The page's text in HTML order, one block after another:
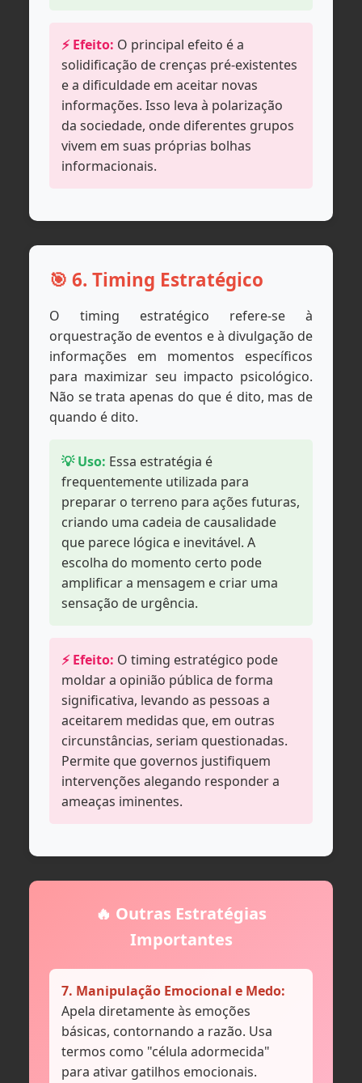
⚡ Efeito: O principal efeito é a
solidificação de crenças pré-existentes
e a dificuldade em aceitar novas
informações. Isso leva à polarização
da sociedade, onde diferentes grupos
vivem em suas próprias bolhas
informacionais.
🎯 6. Timing Estratégico
O timing estratégico refere-se à
orquestração de eventos e à divulgação de
informações em momentos específicos
para maximizar seu impacto psicológico.
Não se trata apenas do que é dito, mas de
quando é dito.
💡 Uso: Essa estratégia é
frequentemente utilizada para
preparar o terreno para ações futuras,
criando uma cadeia de causalidade
que parece lógica e inevitável. A
escolha do momento certo pode
amplificar a mensagem e criar uma
sensação de urgência.
⚡ Efeito: O timing estratégico pode
moldar a opinião pública de forma
significativa, levando as pessoas a
aceitarem medidas que, em outras
circunstâncias, seriam questionadas.
Permite que governos justifiquem
intervenções alegando responder a
ameaças iminentes.
🔥 Outras Estratégias
Importantes
7. Manipulação Emocional e Medo:
Apela diretamente às emoções
básicas, contornando a razão. Usa
termos como "célula adormecida"
para ativar gatilhos emocionais.